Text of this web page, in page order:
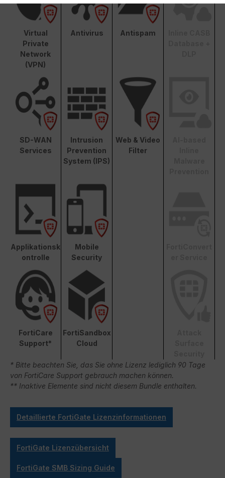
Virtual
Private
Network
(VPN)
Antivirus Antispam
SD-WAN
Services
Intrusion
Prevention
System (IPS)
Web & Video
Filter
Applikationsk
ontrolle
Mobile
Security
FortiCare
Support*
FortiSandbox
Cloud
* Bitte beachten Sie, das Sie ohne Lizenz lediglich 90 Tage
von FortiCare Support gebrauch machen können.
** Inaktive Elemente sind nicht diesem Bundle enthalten.
Detaillierte FortiGate Lizenzinformationen
FortiGate Lizenzübersicht
FortiGate SMB Sizing Guide